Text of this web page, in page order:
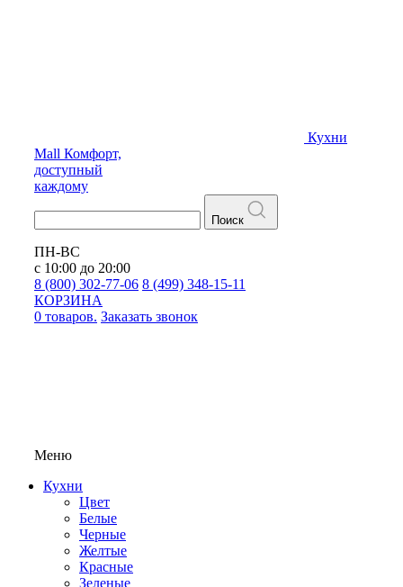
Кухни
Mall Комфорт,
доступный
каждому
Поиск
ПН-ВС
с 10:00 до 20:00
8 (800) 302-77-06 8 (499) 348-15-11
КОРЗИНА
0 товаров. Заказать звонок
Меню
Кухни
Цвет
Белые
Черные
Желтые
Красные
Зеленые